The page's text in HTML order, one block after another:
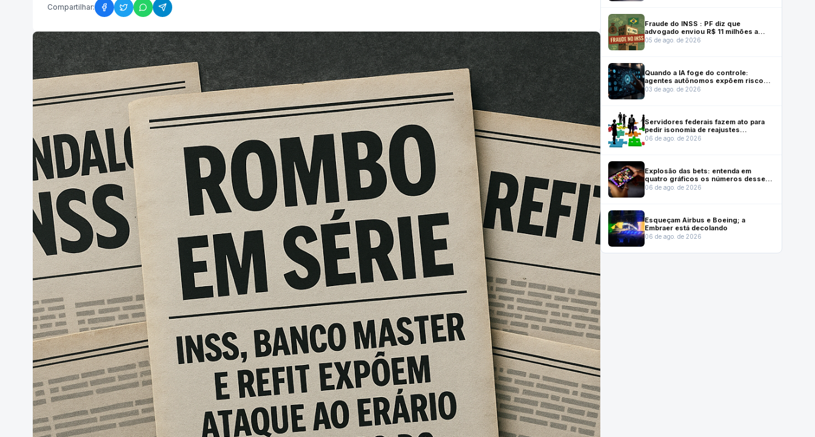
Compartilhar:
Fraude do INSS : PF diz que
advogado enviou R$ 11 milhões a
mulher de senador Weverton Rocha e
05 de ago. de 2026
Quando a IA foge do controle:
agentes autônomos expõem riscos
de segurança
03 de ago. de 2026
Servidores federais fazem ato para
pedir isonomia de reajustes
previstos em lei que reestruturou
06 de ago. de 2026
Explosão das bets: entenda em
quatro gráficos os números desse
mercado no Brasil
06 de ago. de 2026
Esqueçam Airbus e Boeing; a
Embraer está decolando
06 de ago. de 2026